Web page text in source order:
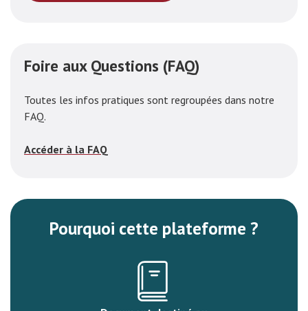
Foire aux Questions (FAQ)
Toutes les infos pratiques sont regroupées dans notre
FAQ.
Accéder à la FAQ
Pourquoi cette plateforme ?